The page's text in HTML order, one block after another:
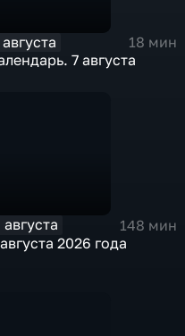
августа
18 мин
7 августа
августа
148 мин
2026 года